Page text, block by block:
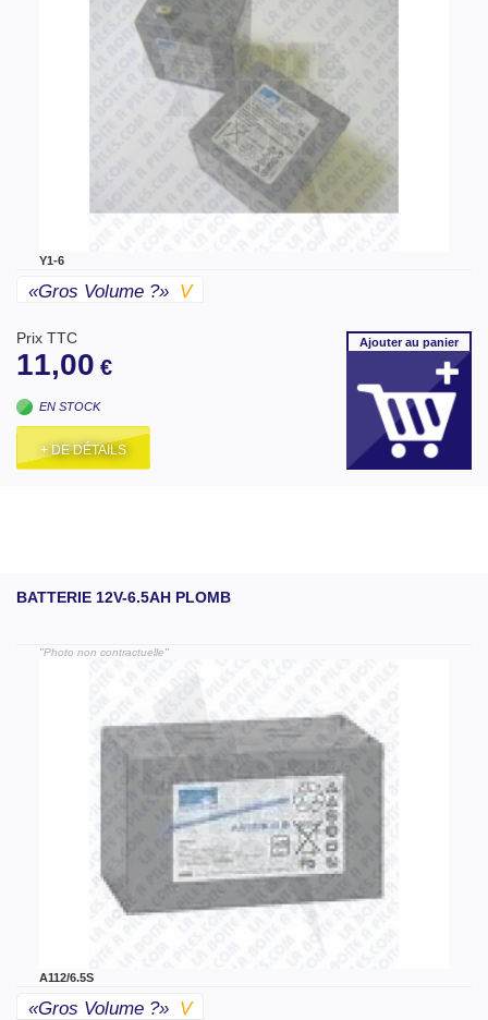
Y1-6
«gros Volume ?» V
Prix TTC
11,00 €
EN STOCK
+ DE DÉTAILS
Ajouterau panier
BATTERIE 12V-6.5AH PLOMB
"Photo non contractuelle"
A112/6.5S
«gros Volume ?» V